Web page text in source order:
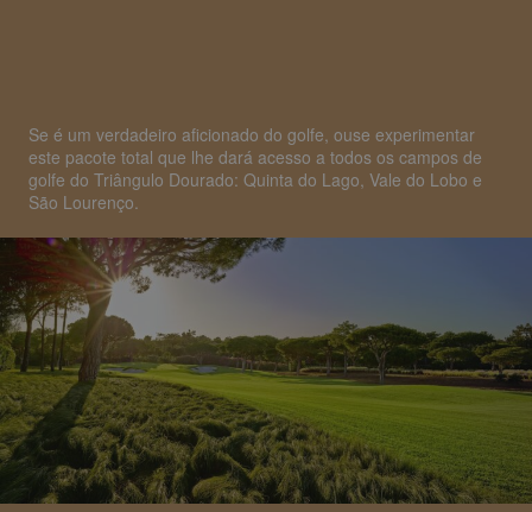
Se é um verdadeiro aficionado do golfe, ouse experimentar
este pacote total que lhe dará acesso a todos os campos de
golfe do Triângulo Dourado: Quinta do Lago, Vale do Lobo e
São Lourenço.